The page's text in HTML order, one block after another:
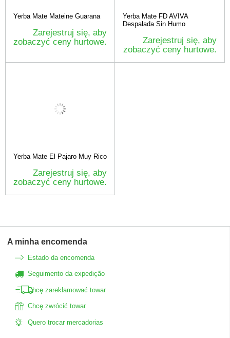
Yerba Mate Mateine Guarana
Zarejestruj się, aby
zobaczyć ceny hurtowe.
Yerba Mate FD AVIVA
Despalada Sin Humo
Zarejestruj się, aby
zobaczyć ceny hurtowe.
Yerba Mate El Pajaro Muy Rico
Zarejestruj się, aby
zobaczyć ceny hurtowe.
A minha encomenda
Estado da encomenda
Seguimento da expedição
Chcę zareklamować towar
Chcę zwrócić towar
Quero trocar mercadorias